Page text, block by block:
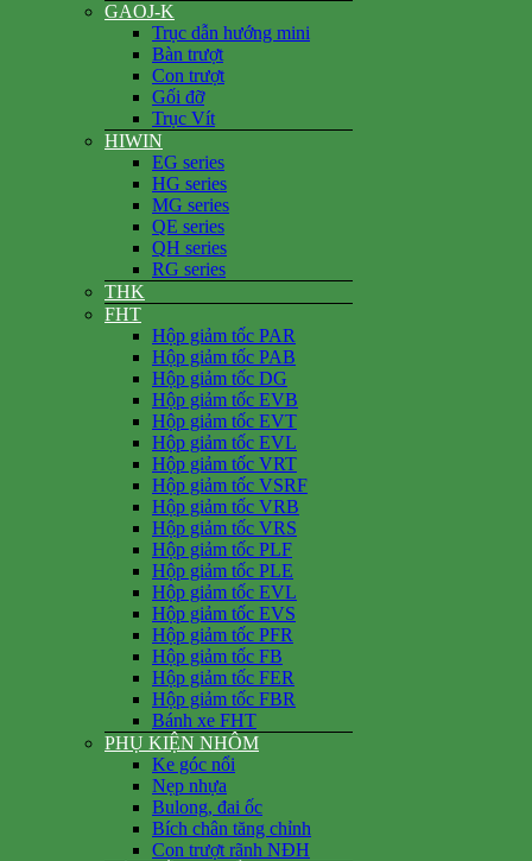
GAOJ-K
Trục dẫn hướng mini
Bàn trượt
Con trượt
Gối đỡ
Trục Vít
HIWIN
EG series
HG series
MG series
QE series
QH series
RG series
THK
FHT
Hộp giảm tốc PAR
Hộp giảm tốc PAB
Hộp giảm tốc DG
Hộp giảm tốc EVB
Hộp giảm tốc EVT
Hộp giảm tốc EVL
Hộp giảm tốc VRT
Hộp giảm tốc VSRF
Hộp giảm tốc VRB
Hộp giảm tốc VRS
Hộp giảm tốc PLF
Hộp giảm tốc PLE
Hộp giảm tốc EVL
Hộp giảm tốc EVS
Hộp giảm tốc PFR
Hộp giảm tốc FB
Hộp giảm tốc FER
Hộp giảm tốc FBR
Bánh xe FHT
PHỤ KIỆN NHÔM
Ke góc nổi
Nẹp nhựa
Bulong, đai ốc
Bích chân tăng chỉnh
Con trượt rãnh NĐH